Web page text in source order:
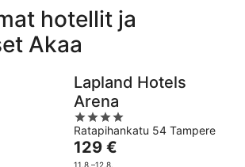
hinnat
huomisillaksi
eli
11.8.
12.8.
14.8.
hotellit ja
Akaa
Lapland Hotels
Arena
4
out
of
Ratapihankatu 54 Tampere
Hinta
on
129 €
11.8.–12.8.